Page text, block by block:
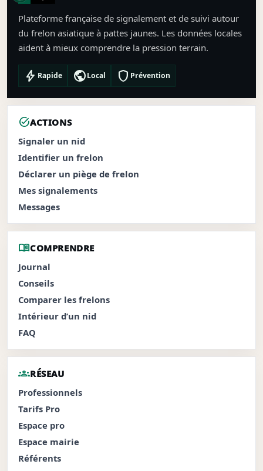
Plateforme française de signalement et de suivi autour
du frelon asiatique à pattes jaunes. Les données locales
aident à mieux comprendre la pression terrain.
bolt Rapide publicLocal shield Prévention
task_altACTIONS
Signaler un nid
Identifier un frelon
Déclarer un piège de frelon
Mes signalements
Messages
menu_bookCOMPRENDRE
Journal
Conseils
Comparer les frelons
Intérieur d’un nid
FAQ
groupsRÉSEAU
Professionnels
Tarifs Pro
Espace pro
Espace mairie
Référents